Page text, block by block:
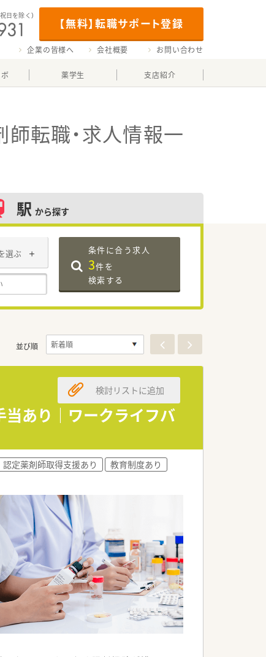
【無料】転職サポート登録
祝日を除く）
企業の皆様へ 会社概要 お問い合わせ
薬学生 支店紹介
師転職・求人情報一
駅 から探す
選ぶ 条件に合う求人
3件を
検索する
並び順
あり｜ワークライフバ
検討リストに追加
認定薬剤師取得支援あり
教育制度あり